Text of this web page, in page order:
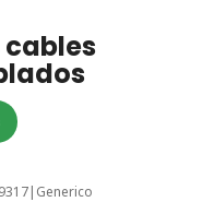
| Generico